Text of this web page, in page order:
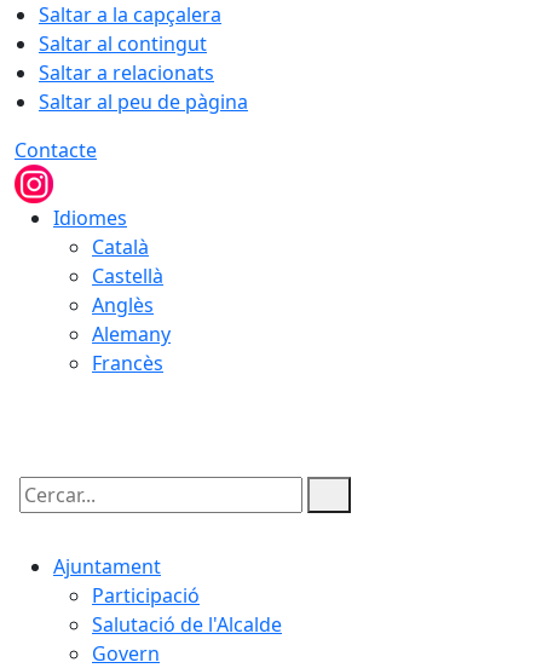
Saltar a la capçalera
Saltar al contingut
Saltar a relacionats
Saltar al peu de pàgina
Contacte
Idiomes
Català
Castellà
Anglès
Alemany
Francès
Cercar:
Ajuntament
Participació
Salutació de l'Alcalde
Govern